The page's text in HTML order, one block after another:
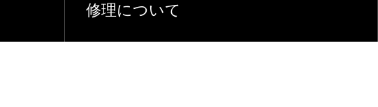
修理について